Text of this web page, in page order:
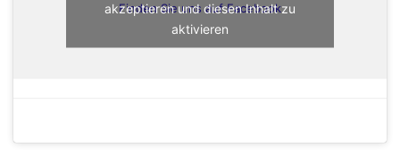
Finden Sie uns auf Facebook
akzeptieren und diesen Inhalt zu
aktivieren